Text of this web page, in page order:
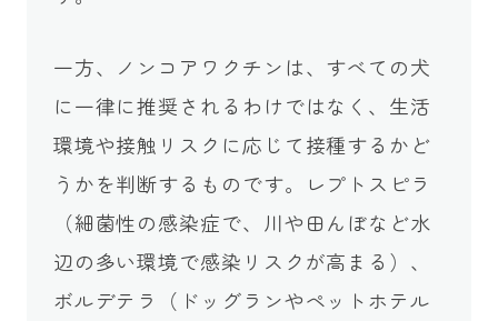
一方、ノンコアワクチンは、すべての犬
に一律に推奨されるわけではなく、生活
環境や接触リスクに応じて接種するかど
うかを判断するものです。レプトスピラ
（細菌性の感染症で、川や田んぼなど水
辺の多い環境で感染リスクが高まる）、
ボルデテラ（ドッグランやペットホテル